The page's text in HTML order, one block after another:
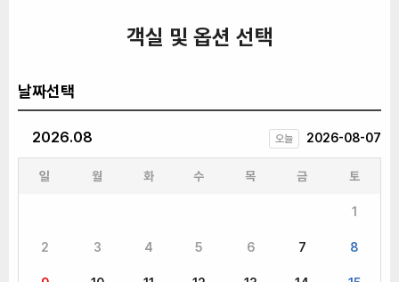
객실 및 옵션 선택
날짜선택
2026.08 오늘 2026-08-07
일 월 화 수 목 금 토
1
2 3 4 5 6 7 8